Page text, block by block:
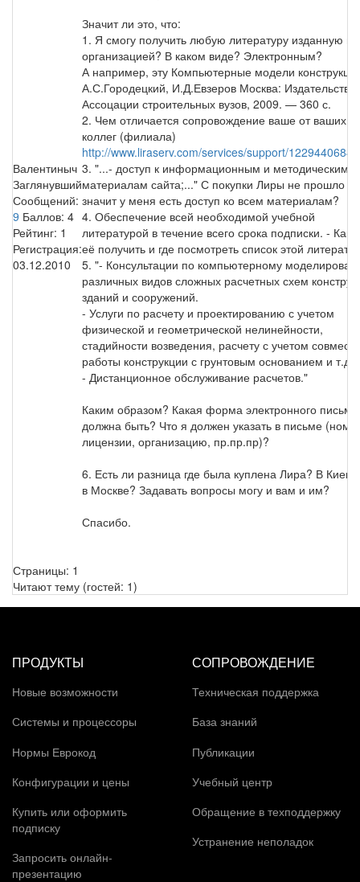
Валентиныч
Заглянувший
Сообщений:
9 Баллов: 4
Рейтинг: 1
Регистрация:
03.12.2010
Значит ли это, что:
1. Я смогу получить любую литературу изданную
организацией? В каком виде? Электронным?
А например, эту Компьютерные модели
А.С.Городецкий, И.Д.Евзеров Москва: Издательство
Ассоцации строительных вузов, 2009. — 360 с.
2. Чем отличается сопровождение ваше от ваших
коллег (филиала)
http://www.liraserv.com/services/support/
3. "...- доступ к информационным и методическим
материалам сайта;..." С покупки Лиры не прошло
значит у меня есть доступ ко всем материалам?
4. Обеспечение всей необходимой учебной
литературой в течение всего срока подписки. - Как
её получить и где посмотреть список этой
5. "- Консультации по компьютерному
различных видов сложных расчетных схем
зданий и сооружений.
- Услуги по расчету и проектированию с учетом
физической и геометрической нелинейности,
стадийности возведения, расчету с учетом
работы конструкции с грунтовым основанием и т.д.
- Дистанционное обслуживание расчетов."
Каким образом? Какая форма электронного письма
должна быть? Что я должен указать в письме
лицензии, организацию, пр.пр.пр)?
6. Есть ли разница где была куплена Лира? В
в Москве? Задавать вопросы могу и вам и им?
Спасибо.
Страницы: 1
Читают тему (гостей: 1)
ПРОДУКТЫ
Новые возможности
Системы и процессоры
Нормы Еврокод
Конфигурации и цены
Купить или оформить
подписку
Запросить онлайн-
презентацию
СОПРОВОЖДЕНИЕ
Техническая поддержка
База знаний
Публикации
Учебный центр
Обращение в техподдержку
Устранение неполадок